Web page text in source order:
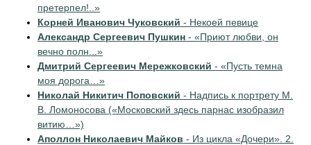
претерпел!..»
Корней Иванович Чуковский - Некоей певице
Александр Сергеевич Пушкин - «Приют любви, он
вечно полн...»
Дмитрий Сергеевич Мережковский - «Пусть темна
моя дорога…»
Николай Никитич Поповский - Надпись к портрету М.
В. Ломоносова («Московский здесь парнас изобразил
витию…»)
Аполлон Николаевич Майков - Из цикла «Дочери». 2.